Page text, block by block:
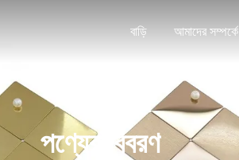
বাড়ি আমাদের সম্পর্কে
পণ্যের বিবরণ